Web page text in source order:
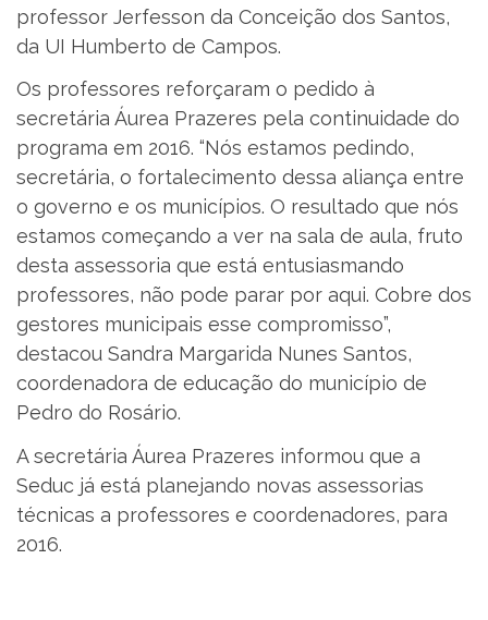
professor Jerfesson da Conceição dos Santos,
da UI Humberto de Campos.
Os professores reforçaram o pedido à
secretária Áurea Prazeres pela continuidade do
programa em 2016. “Nós estamos pedindo,
secretária, o fortalecimento dessa aliança entre
o governo e os municípios. O resultado que nós
estamos começando a ver na sala de aula, fruto
desta assessoria que está entusiasmando
professores, não pode parar por aqui. Cobre dos
gestores municipais esse compromisso”,
destacou Sandra Margarida Nunes Santos,
coordenadora de educação do município de
Pedro do Rosário.
A secretária Áurea Prazeres informou que a
Seduc já está planejando novas assessorias
técnicas a professores e coordenadores, para
2016.